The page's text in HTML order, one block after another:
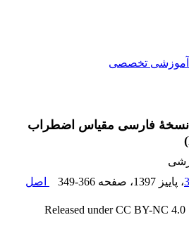
آموزشی تخصصی
نسخۀ فارسی مقیاس اضطراب
، پاییز 1397 ، صفحه 349-366
اصل
نوع مقاله: مقاله پژوهشی Released under CC BY-NC 4.0